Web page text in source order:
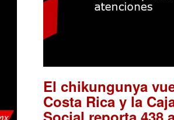
El chikungunya
Costa Rica y la